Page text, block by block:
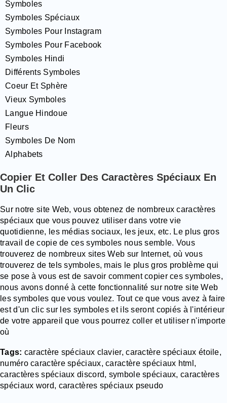
Symboles
Symboles Spéciaux
Symboles Pour Instagram
Symboles Pour Facebook
Symboles Hindi
Différents Symboles
Coeur Et Sphère
Vieux Symboles
Langue Hindoue
Fleurs
Symboles De Nom
Alphabets
Copier Et Coller Des Caractères Spéciaux En
Un Clic
Sur notre site Web, vous obtenez de nombreux caractères
spéciaux que vous pouvez utiliser dans votre vie
quotidienne, les médias sociaux, les jeux, etc. Le plus gros
travail de copie de ces symboles nous semble. Vous
trouverez de nombreux sites Web sur Internet, où vous
trouverez de tels symboles, mais le plus gros problème qui
se pose à vous est de savoir comment copier ces symboles,
nous avons donné à cette fonctionnalité sur notre site Web
les symboles que vous voulez. Tout ce que vous avez à faire
est d'un clic sur les symboles et ils seront copiés à l'intérieur
de votre appareil que vous pourrez coller et utiliser n'importe
où
Tags: caractère spéciaux clavier, caractère spéciaux étoile,
numéro caractère spéciaux, caractère spéciaux html,
caractères spéciaux discord, symbole spéciaux, caractères
spéciaux word, caractères spéciaux pseudo